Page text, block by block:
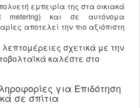
εμπειρία της στα οικιακά
metering) και σε αυτόνομα
αποτελεί την πιο αξιόπιστη
σχετικά με την
καλέστε στο
για Επιδότηση
σε σπίτια